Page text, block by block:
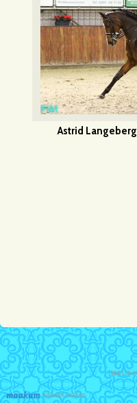
Astrid
website maken
1181315